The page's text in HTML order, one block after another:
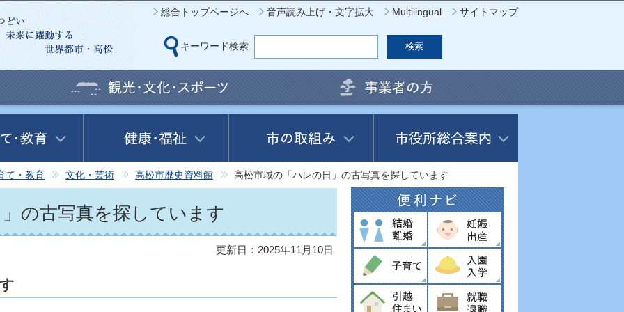
このページの本文へ移動
総合トップページへ 音声読み上げ・文字拡大 Multilingual サイトマップ
キーワード検索
て・教育 文化・芸術 高松市歴史資料館 高松市域の「ハレの日」の古写真を探しています
の古写真を探しています
更新日：2025年11月10日